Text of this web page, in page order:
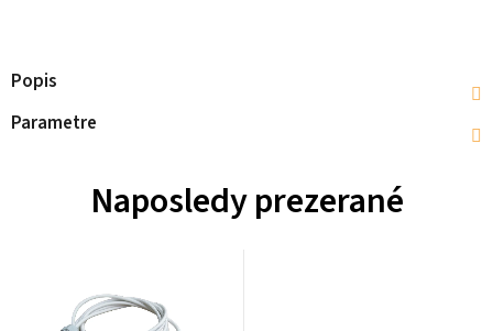
Popis
Parametre
Naposledy prezerané